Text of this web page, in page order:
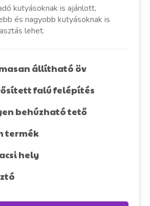
kutyásoknak is ajánlott,
és nagyobb kutyásoknak is
lehet.
állítható öv
falú felépítés
behúzható tető
termék
hely